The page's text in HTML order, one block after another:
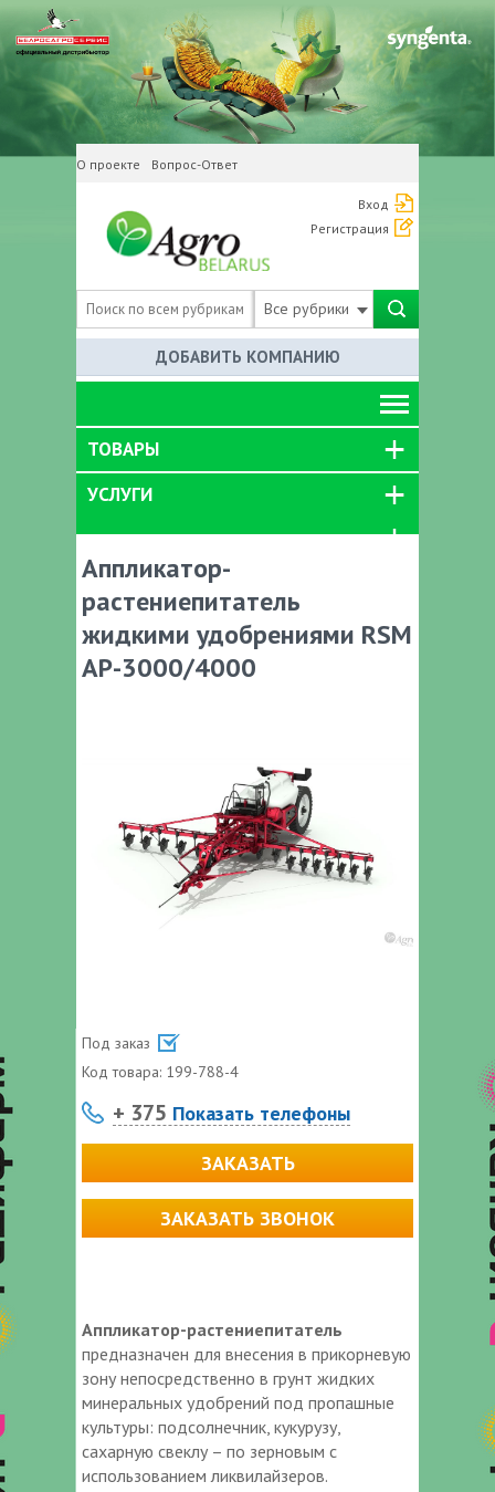
О проекте Вопрос-Ответ
Вход
Регистрация
Все рубрики
ДОБАВИТЬ КОМПАНИЮ
ТОВАРЫ
УСЛУГИ
Аппликатор-
растениепитатель
жидкими удобрениями RSM
AP-3000/4000
Под заказ
Код товара: 199-788-4
+ 375 Показать телефоны
ЗАКАЗАТЬ
ЗАКАЗАТЬ ЗВОНОК
Аппликатор-растениепитатель
предназначен для внесения в прикорневую
зону непосредственно в грунт жидких
минеральных удобрений под пропашные
культуры: подсолнечник, кукурузу,
сахарную свеклу – по зерновым с
использованием ликвилайзеров.